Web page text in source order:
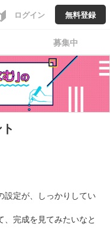
ログイン 無料登録
募集中
設定が、しっかりしてい
完成を見てみたいなと